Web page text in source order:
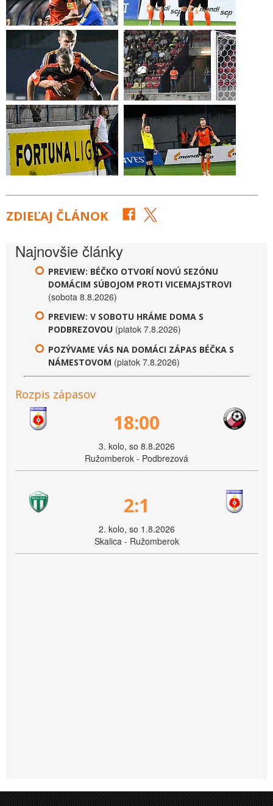
ZDIEĽAJ ČLÁNOK
Najnovšie články
PREVIEW: BÉČKO OTVORÍ NOVÚ SEZÓNU
DOMÁCIM SÚBOJOM PROTI VICEMAJSTROVI
(sobota 8.8.2026)
PREVIEW: V SOBOTU HRÁME DOMA S
PODBREZOVOU (piatok 7.8.2026)
POZÝVAME VÁS NA DOMÁCI ZÁPAS BÉČKA S
NÁMESTOVOM (piatok 7.8.2026)
Rozpis zápasov
18:00
3. kolo, so 8.8.2026
Ružomberok - Podbrezová
2:1
2. kolo, so 1.8.2026
Skalica - Ružomberok